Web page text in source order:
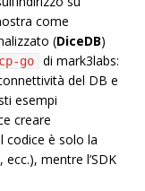
come
(DiceDB)
go
di mark3labs:
del DB e
esempi
creare
codice è solo la
mentre l’SDK